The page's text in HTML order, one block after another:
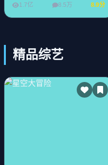
1.7亿 8.5万 8.9分
精品综艺